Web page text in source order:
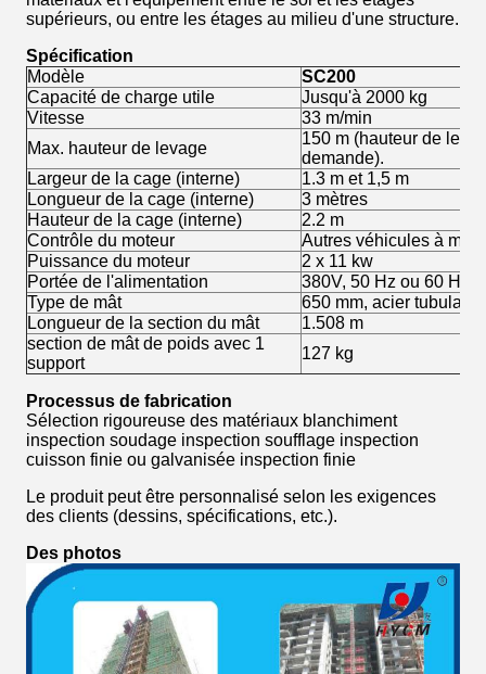
supérieurs, ou entre les étages au milieu d'une structure.
Spécification
Modèle
SC200
Capacité de charge utile
Jusqu'à 2000 kg
Vitesse
33 m/min
Max. hauteur de levage
150 m (hauteur de
demande).
Largeur de la cage (interne)
1.3 m et 1,5 m
Longueur de la cage (interne)
3 mètres
Hauteur de la cage (interne)
2.2 m
Contrôle du moteur
Autres véhicules à
Puissance du moteur
2 x 11 kw
Portée de l'alimentation
380V, 50 Hz ou 60 Hz,
Type de mât
650 mm, acier
Longueur de la section du mât
1.508 m
section de mât de poids avec 1
support
127 kg
Processus de fabrication
Sélection rigoureuse des matériaux blanchiment
inspection soudage inspection soufflage inspection
cuisson finie ou galvanisée inspection finie
Le produit peut être personnalisé selon les exigences
des clients (dessins, spécifications, etc.).
Des photos